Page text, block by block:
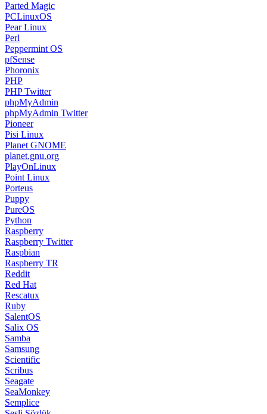
Parted Magic
PCLinuxOS
Pear Linux
Perl
Peppermint OS
pfSense
Phoronix
PHP
PHP Twitter
phpMyAdmin
phpMyAdmin Twitter
Pioneer
Pisi Linux
Planet GNOME
planet.gnu.org
PlayOnLinux
Point Linux
Porteus
Puppy
PureOS
Python
Raspberry
Raspberry Twitter
Raspbian
Raspberry TR
Reddit
Red Hat
Rescatux
Ruby
SalentOS
Salix OS
Samba
Samsung
Scientific
Scribus
Seagate
SeaMonkey
Semplice